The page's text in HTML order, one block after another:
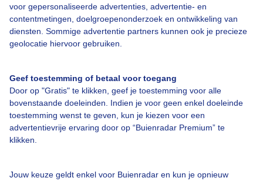
voor gepersonaliseerde advertenties, advertentie- en
contentmetingen, doelgroepenonderzoek en ontwikkeling van
diensten. Sommige advertentie partners kunnen ook je precieze
geolocatie hiervoor gebruiken.
Geef toestemming of betaal voor toegang
Door op "Gratis" te klikken, geef je toestemming voor alle
bovenstaande doeleinden. Indien je voor geen enkel doeleinde
toestemming wenst te geven, kun je kiezen voor een
advertentievrije ervaring door op “Buienradar Premium” te
klikken.
Jouw keuze geldt enkel voor Buienradar en kun je opnieuw
Over Buienradar
Contact
Toegankelijkheid
Gebruikersvoorwaarden
Buienradar Team